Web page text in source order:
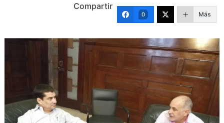
Compartir
0 Más